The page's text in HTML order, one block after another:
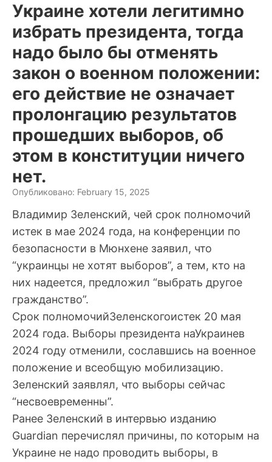
Украине хотели легитимно
избрать президента, тогда
надо было бы отменять
закон о военном положении:
его действие не означает
пролонгацию результатов
прошедших выборов, об
этом в конституции ничего
нет.
Опубликовано: February 15, 2025
Владимир Зеленский, чей срок полномочий
истек в мае 2024 года, на конференции по
безопасности в Мюнхене заявил, что
“украинцы не хотят выборов”, а тем, кто на
них надеется, предложил “выбрать другое
гражданство”.
Срок полномочийЗеленскогоистек 20 мая
2024 года. Выборы президента наУкраинев
2024 году отменили, сославшись на военное
положение и всеобщую мобилизацию.
Зеленский заявлял, что выборы сейчас
“несвоевременны”.
Ранее Зеленский в интервью изданию
Guardian перечислял причины, по которым на
Украине не надо проводить выборы, в